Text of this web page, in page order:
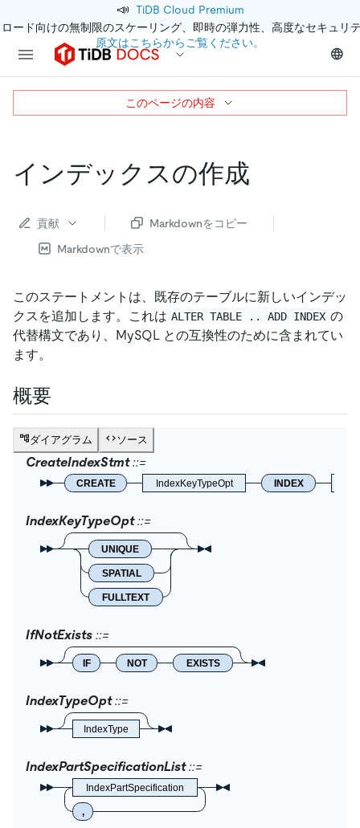
📣 TiDB Cloud Premium
ード向けの無制限のスケーリング、即時の弾力性、高度なセキュリ
原文はこちらからご覧ください。
インデックスの作成
貢献
Markdownをコピー
Markdownで表示
このステートメントは、既存のテーブルに新しいインデッ
クスを追加します。これは ALTER TABLE .. ADD INDEX の
代替構文であり、MySQL との互換性のために含まれてい
ます。
概要
ダイアグラム ソース
CreateIndexStmt
CREATE IndexKeyTypeOpt INDEX
IndexKeyTypeOpt
UNIQUE
SPATIAL
FULLTEXT
IfNotExists
IF NOT EXISTS
IndexTypeOpt
IndexType
IndexPartSpecificationList
IndexPartSpecification
,
このページの内容